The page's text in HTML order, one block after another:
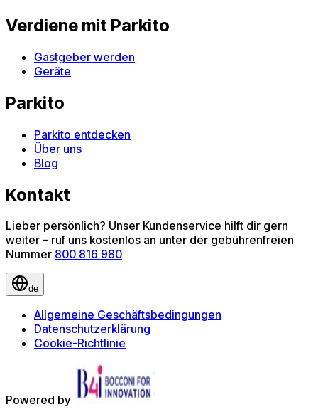
Verdiene mit Parkito
Gastgeber werden
Geräte
Parkito
Parkito entdecken
Über uns
Blog
Kontakt
Lieber persönlich? Unser Kundenservice hilft dir gern
weiter – ruf uns kostenlos an unter der gebührenfreien
Nummer 800 816 980
de
Allgemeine Geschäftsbedingungen
Datenschutzerklärung
Cookie-Richtlinie
Powered by